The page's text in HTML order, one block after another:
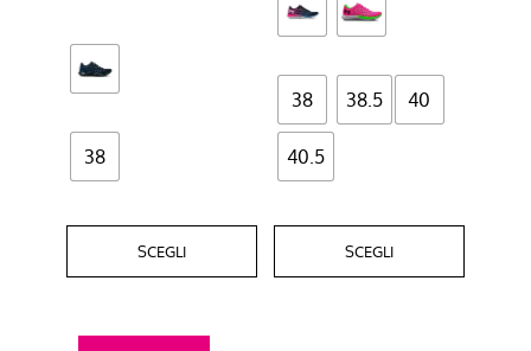
38
SCEGLI
pagina
del
38 38.5 40
40.5
SCEGLI
nella
del
prodotto
Questo